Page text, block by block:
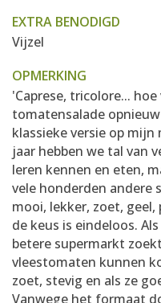
EXTRA BENODIGD
Vijzel
OPMERKING
'Caprese, tricolore...
tomatensalade
klassieke versie op
jaar hebben we tal van
leren kennen en eten,
vele honderden andere
mooi, lekker, zoet,
de keus is eindeloos.
betere supermarkt
vleestomaten kunnen
zoet, stevig en als ze
Vanwege het formaat